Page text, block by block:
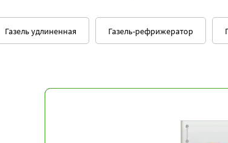
Газель удлиненная Газель-рефрижератор